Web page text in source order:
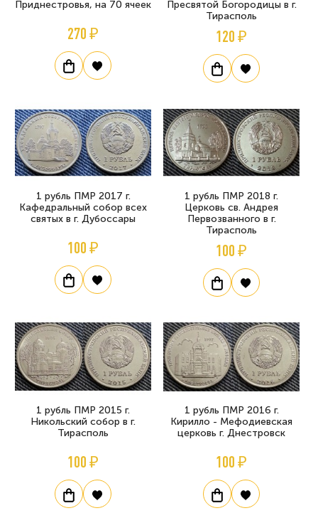
Приднестровья, на 70 ячеек
270 ₽
Пресвятой Богородицы в г.
Тирасполь
120 ₽
1 рубль ПМР 2017 г.
Кафедральный собор всех
святых в г. Дубоссары
100 ₽
1 рубль ПМР 2018 г.
Церковь св. Андрея
Первозванного в г.
Тирасполь
100 ₽
1 рубль ПМР 2015 г.
Никольский собор в г.
Тирасполь
100 ₽
1 рубль ПМР 2016 г.
Кирилло - Мефодиевская
церковь г. Днестровск
100 ₽